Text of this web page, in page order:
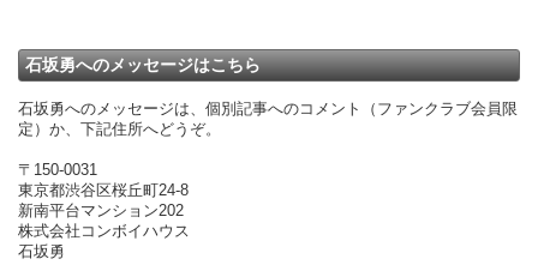
石坂勇へのメッセージはこちら
石坂勇へのメッセージは、個別記事へのコメント（ファンクラブ会員限
定）か、下記住所へどうぞ。
〒150-0031
東京都渋谷区桜丘町24-8
新南平台マンション202
株式会社コンボイハウス
石坂勇